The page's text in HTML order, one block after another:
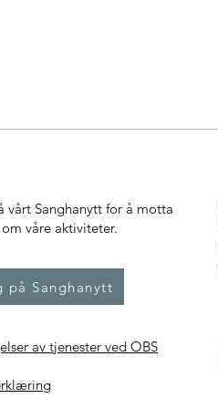
vårt Sanghanytt for å motta
våre aktiviteter.
på Sanghanytt
av tjenester ved OBS